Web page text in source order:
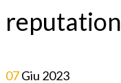
reputation
07Giu 2023